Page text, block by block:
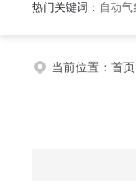
热门关键词： 自动
当前位置： 首页